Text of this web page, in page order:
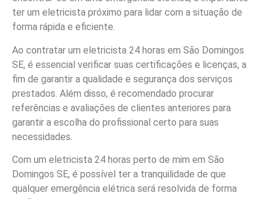
ter um eletricista próximo para lidar com a situação de
forma rápida e eficiente.
Ao contratar um eletricista 24 horas em São Domingos
SE, é essencial verificar suas certificações e licenças, a
fim de garantir a qualidade e segurança dos serviços
prestados. Além disso, é recomendado procurar
referências e avaliações de clientes anteriores para
garantir a escolha do profissional certo para suas
necessidades.
Com um eletricista 24 horas perto de mim em São
Domingos SE, é possível ter a tranquilidade de que
qualquer emergência elétrica será resolvida de forma